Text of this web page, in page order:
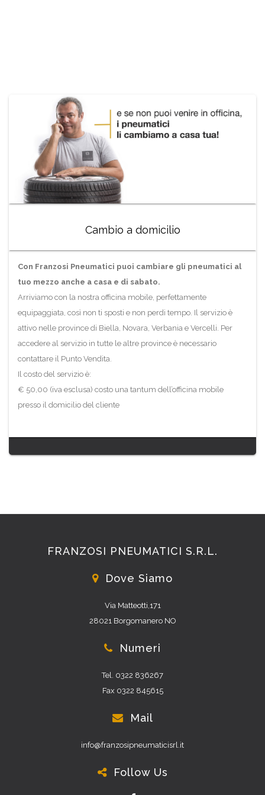
Cambio a domicilio
Con Franzosi Pneumatici puoi cambiare gli pneumatici al
tuo mezzo anche a casa e di sabato.
Arriviamo con la nostra officina mobile, perfettamente
equipaggiata, così non ti sposti e non perdi tempo. Il servizio è
attivo nelle province di Biella, Novara, Verbania e Vercelli. Per
accedere al servizio in tutte le altre province è necessario
contattare il Punto Vendita.
Il costo del servizio è:
€ 50,00 (iva esclusa) costo una tantum dell’officina mobile
presso il domicilio del cliente
FRANZOSI PNEUMATICI S.R.L.
Dove Siamo
Via Matteotti,171
28021 Borgomanero NO
Numeri
Tel. 0322 836267
Fax 0322 845615
Mail
info@franzosipneumaticisrl.it
Follow Us